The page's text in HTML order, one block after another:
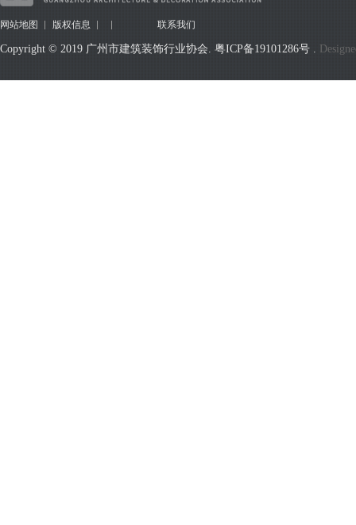
网站地图 版权信息 联系我们
Copyright © 2019 广州市建筑装饰行业协会. 粤ICP备19101286号